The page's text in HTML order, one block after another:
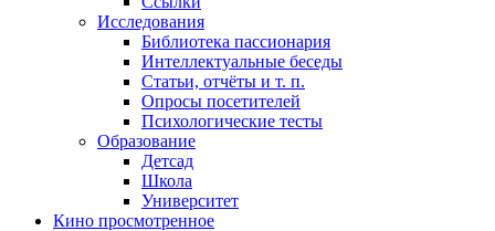
Исследования
Библиотека пассионария
Интеллектуальные беседы
Статьи, отчёты и т. п.
Опросы посетителей
Психологические тесты
Образование
Детсад
Школа
Университет
Кино просмотренное